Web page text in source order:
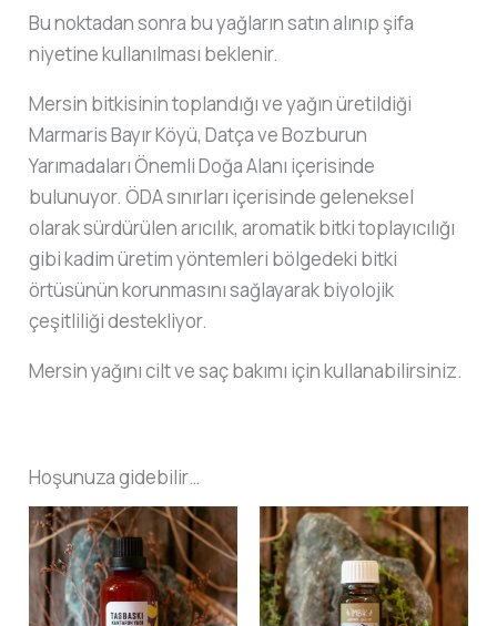
Bu noktadan sonra bu yağların satın alınıp şifa
niyetine kullanılması beklenir.
Mersin bitkisinin toplandığı ve yağın üretildiği
Marmaris Bayır Köyü, Datça ve Bozburun
Yarımadaları Önemli Doğa Alanı içerisinde
bulunuyor. ÖDA sınırları içerisinde geleneksel
olarak sürdürülen arıcılık, aromatik bitki toplayıcılığı
gibi kadim üretim yöntemleri bölgedeki bitki
örtüsünün korunmasını sağlayarak biyolojik
çeşitliliği destekliyor.
Mersin yağını cilt ve saç bakımı için kullanabilirsiniz.
Hoşunuza gidebilir…